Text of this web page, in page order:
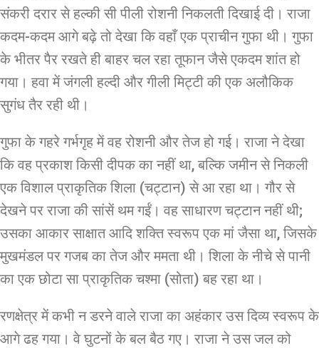
संकरी दरार से हल्की सी पीली रोशनी निकलती दिखाई दी। राजा
कदम-कदम आगे बढ़े तो देखा कि वहाँ एक प्राचीन गुफा थी। गुफा
के भीतर पैर रखते ही बाहर चल रहा तूफान जैसे एकदम शांत हो
गया। हवा में जंगली हल्दी और गीली मिट्टी की एक अलौकिक
सुगंध तैर रही थी।
गुफा के गहरे गर्भगृह में वह रोशनी और तेज हो गई। राजा ने देखा
कि वह प्रकाश किसी दीपक का नहीं था, बल्कि जमीन से निकली
एक विशाल प्राकृतिक शिला (चट्टान) से आ रहा था। गौर से
देखने पर राजा की सांसें थम गईं। वह साधारण चट्टान नहीं थी;
उसका आकार साक्षात आदि शक्ति स्वरूप एक मां जैसा था, जिसके
मुखमंडल पर गजब का तेज और ममता थी। शिला के नीचे से पानी
का एक छोटा सा प्राकृतिक चश्मा (सोता) बह रहा था।
रणक्षेत्र में कभी न डरने वाले राजा का अहंकार उस दिव्य स्वरूप के
आगे ढह गया। वे घुटनों के बल बैठ गए। राजा ने उस जल को